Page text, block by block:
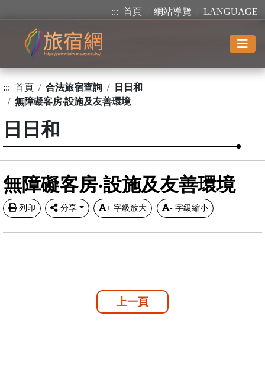
::: 首頁 網站導覽 LANGUAGE
::: 首頁 合法旅宿查詢
日日和
無障礙客房‧設施及友善環境
日日和
無障礙客房‧設施及友善環境
列印 分享 + 字級放大 - 字級縮小
上一頁